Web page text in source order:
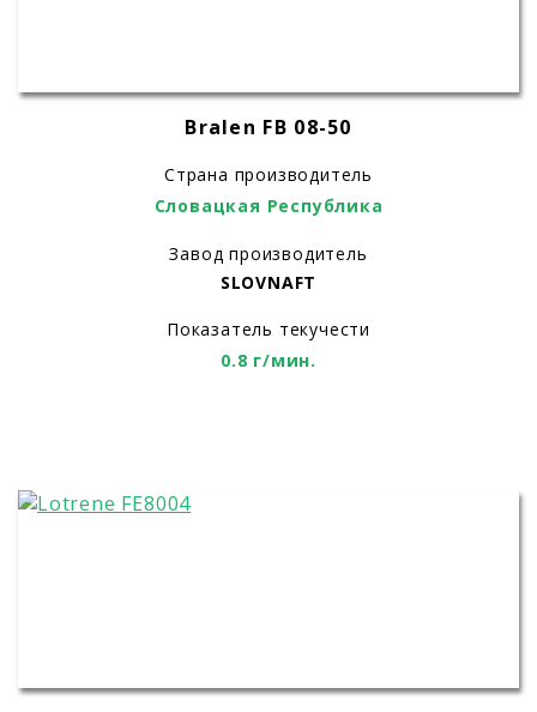
Bralen FB 08-50
Страна производитель
Словацкая Республика
Завод производитель
SLOVNAFT
Показатель текучести
0.8 г/мин.